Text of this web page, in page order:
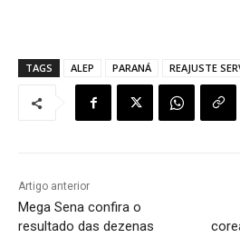
TAGS ALEP PARANÁ REAJUSTE
Artigo anterior
Mega Sena confira o
resultado das dezenas